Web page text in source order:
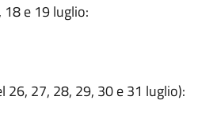
e 19 luglio:
26, 27, 28, 29, 30 e 31 luglio):